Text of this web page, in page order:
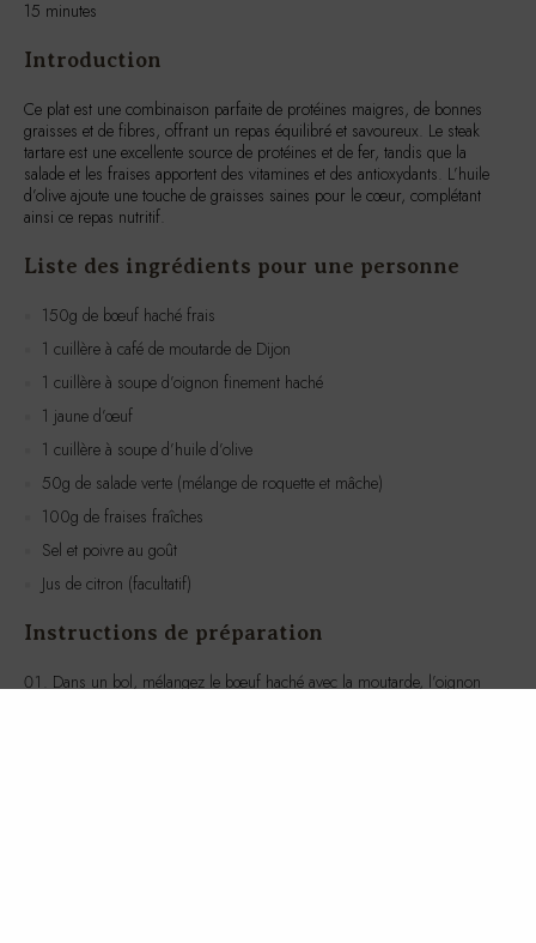
15 minutes
Introduction
Ce plat est une combinaison parfaite de protéines maigres, de bonnes
graisses et de fibres, offrant un repas équilibré et savoureux. Le steak
tartare est une excellente source de protéines et de fer, tandis que la
salade et les fraises apportent des vitamines et des antioxydants. L’huile
d’olive ajoute une touche de graisses saines pour le cœur, complétant
ainsi ce repas nutritif.
Liste des ingrédients pour une personne
150g de bœuf haché frais
1 cuillère à café de moutarde de Dijon
1 cuillère à soupe d’oignon finement haché
1 jaune d’œuf
1 cuillère à soupe d’huile d’olive
50g de salade verte (mélange de roquette et mâche)
100g de fraises fraîches
Sel et poivre au goût
Jus de citron (facultatif)
Instructions de préparation
Dans un bol, mélangez le bœuf haché avec la moutarde, l’oignon